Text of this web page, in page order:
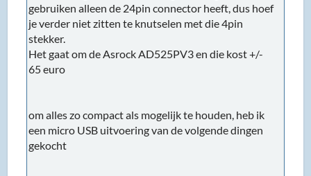
gebruiken alleen de 24pin connector heeft, dus hoef
je verder niet zitten te knutselen met die 4pin
stekker.
Het gaat om de Asrock AD525PV3 en die kost +/-
65 euro
om alles zo compact als mogelijk te houden, heb ik
een micro USB uitvoering van de volgende dingen
gekocht